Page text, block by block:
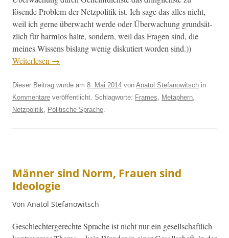
lösende Prob­lem der Net­zpoli­tik ist. Ich sage das alles nicht,
weil ich gerne überwacht werde oder Überwachung grund­sät­
zlich für harm­los halte, son­dern, weil das Fra­gen sind, die
meines Wis­sens bis­lang wenig disku­tiert wor­den sind.))
Weit­er­lesen →
Dieser Beitrag wurde am 8. Mai 2014 von Anatol Stefanowitsch in
Kommentare veröffentlicht. Schlagworte: Frames Metaphern
Netzpolitik
Politische Sprache
Männer sind Norm, Frauen sind
Ideologie
Von Anatol Stefanowitsch
Geschlechterg­erechte Sprache ist nicht nur ein gesellschaftlich